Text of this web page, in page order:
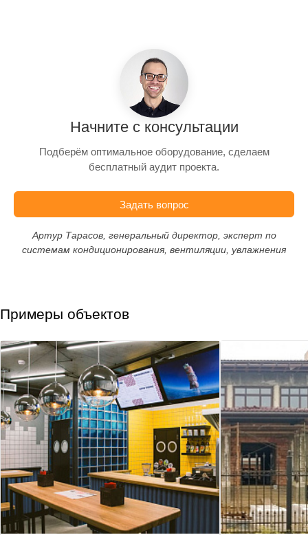
Начните с консультации
Подберём оптимальное оборудование, сделаем
бесплатный аудит проекта.
Задать вопрос
Артур Тарасов, генеральный директор, эксперт по
системам кондиционирования, вентиляции, увлажнения
Примеры объектов